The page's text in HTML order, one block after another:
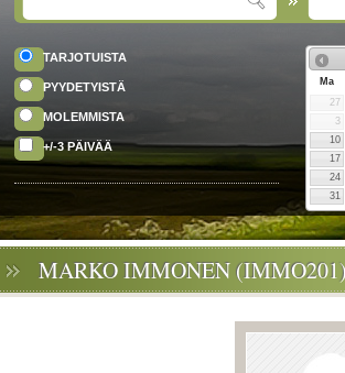
TARJOTUISTA
PYYDETYISTÄ
MOLEMMISTA
+/-3 PÄIVÄÄ
Ma
27
3
10
17
24
31
MARKO IMMONEN (IMMO201)